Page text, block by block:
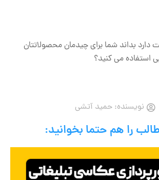
دارد بداند شما برای چیدمان محصولاتتان
استفاده می کنید؟
نویسنده:حمید آتشی
را هم حتما بخوانید: